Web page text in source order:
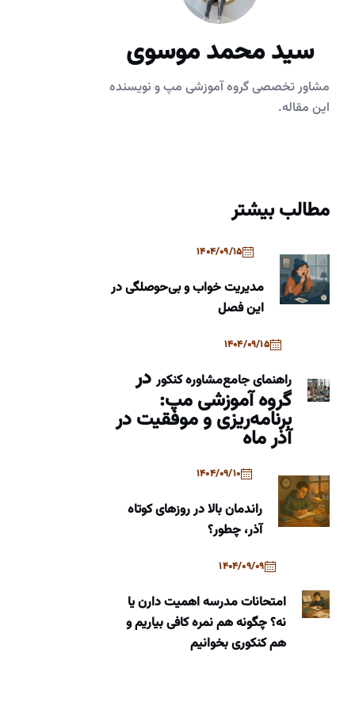
سید محمد موسوی
مشاور تخصصی گروه آموزشی مپ و نویسنده
این مقاله.
مطالب بیشتر
1404/09/15
مدیریت خواب و بی‌حوصلگی در
این فصل
1404/09/15
راهنمای جامعمشاوره کنکوردر
گروه آموزشی مپ:
برنامه‌ریزی و موفقیت در
آذر ماه
1404/09/10
راندمان بالا در روزهای کوتاه
آذر، چطور؟
1404/09/09
امتحانات مدرسه اهمیت دارن یا
نه؟ چگونه هم نمره کافی بیاریم و
هم کنکوری بخوانیم